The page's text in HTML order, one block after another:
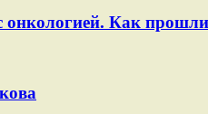
Как